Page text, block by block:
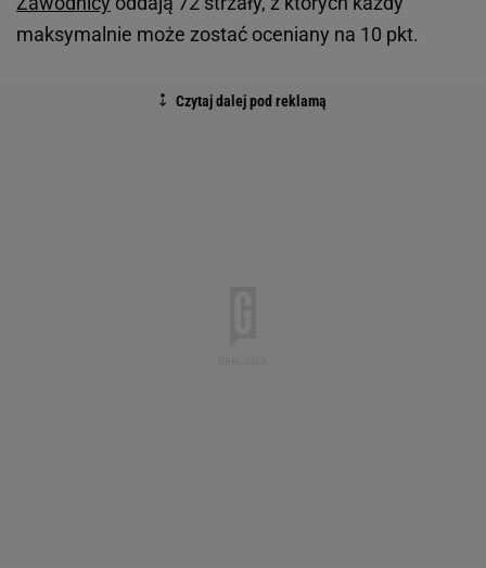
maksymalnie może zostać oceniany na 10 pkt.